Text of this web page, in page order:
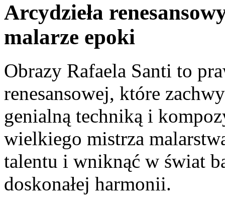
Arcydzieła
malarze epoki
Obrazy ‌Rafaela Santi ⁢to
renesansowej, które
genialną techniką i
wielkiego mistrza
talentu i wniknąć w świat
‍doskonałej ⁤harmonii.